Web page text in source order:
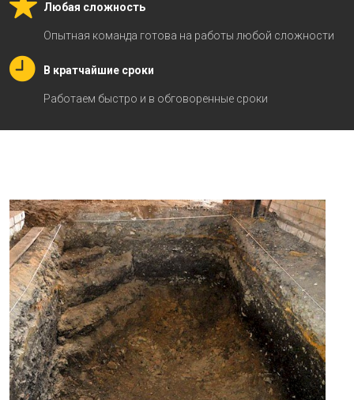
Любая сложность
Опытная команда готова на работы любой сложности
В кратчайшие сроки
Работаем быстро и в обговоренные сроки